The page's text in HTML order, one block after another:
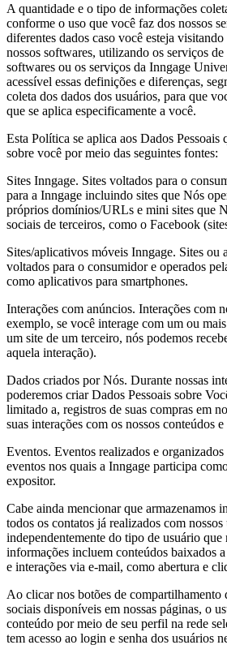
A quantidade e o tipo de informações
conforme o uso que você faz dos nossos
diferentes dados caso você esteja
nossos softwares, utilizando os serviços de
softwares ou os serviços da Inngage
acessível essas definições e diferenças,
coleta dos dados dos usuários, para que
que se aplica especificamente a você.
Esta Política se aplica aos Dados Pessoais
sobre você por meio das seguintes fontes:
Sites Inngage. Sites voltados para o
para a Inngage incluindo sites que Nós
próprios domínios/URLs e mini sites que
sociais de terceiros, como o Facebook
Sites/aplicativos móveis Inngage. Sites ou
voltados para o consumidor e operados
como aplicativos para smartphones.
Interações com anúncios. Interações com
exemplo, se você interage com um ou
um site de um terceiro, nós podemos
aquela interação).
Dados criados por Nós. Durante nossas
poderemos criar Dados Pessoais sobre
limitado a, registros de suas compras em
suas interações com os nossos conteúdos
Eventos. Eventos realizados e
eventos nos quais a Inngage participa
expositor.
Cabe ainda mencionar que armazenamos
todos os contatos já realizados com nossos
independentemente do tipo de usuário
informações incluem conteúdos baixados
e interações via e-mail, como abertura e
Ao clicar nos botões de compartilhamento
sociais disponíveis em nossas páginas, o
conteúdo por meio de seu perfil na rede
tem acesso ao login e senha dos usuários